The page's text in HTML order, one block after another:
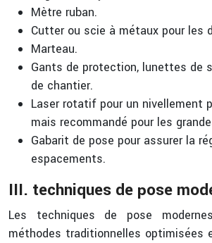
Mètre ruban.
Cutter ou scie à métaux pour les
Marteau.
Gants de protection, lunettes de
de chantier.
Laser rotatif pour un
mais recommandé pour les
Gabarit de pose pour assurer la
espacements.
III. techniques de pose
Les techniques de pose
méthodes traditionnelles optimisées